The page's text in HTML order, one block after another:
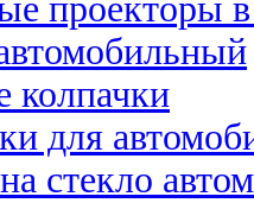
проекторы
колпачки
для
стекло